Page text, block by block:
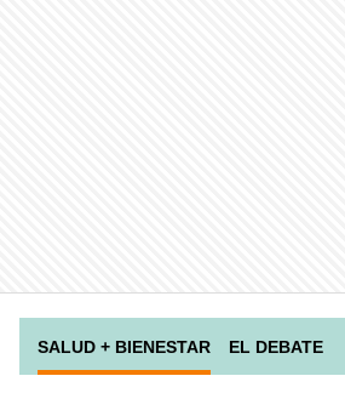
SALUD + BIENESTAR EL DEBATE